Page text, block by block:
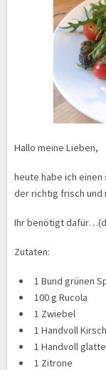
Hallo meine Lieben,
heute habe ich
der richtig frisch und
Ihr benötigt
Zutaten:
1 Bund grünen
100 g Rucola
1 Zwiebel
1 Handvoll
1 Handvoll
1 Zitrone